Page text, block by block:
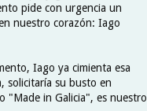
pide con urgencia un
nuestro corazón: Iago
Iago ya cimienta esa
solicitaría su busto en
"Made in Galicia", es nuestro